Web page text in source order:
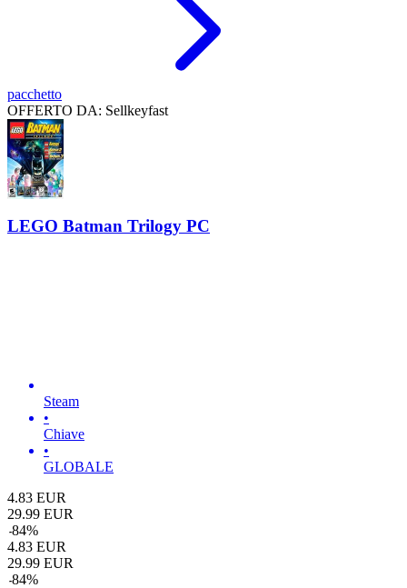
pacchetto
OFFERTO DA: Sellkeyfast
LEGO Batman Trilogy PC
Steam
•
Chiave
•
GLOBALE
4.83 EUR
29.99 EUR
-84%
4.83 EUR
29.99 EUR
-84%